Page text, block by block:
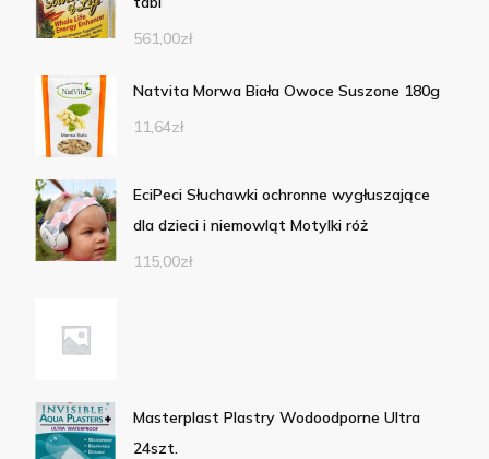
561,00zł
Natvita Morwa Biała Owoce Suszone 180g
11,64zł
EciPeci Słuchawki ochronne wygłuszające
dla dzieci i niemowląt Motylki róż
115,00zł
Masterplast Plastry Wodoodporne Ultra
24szt.